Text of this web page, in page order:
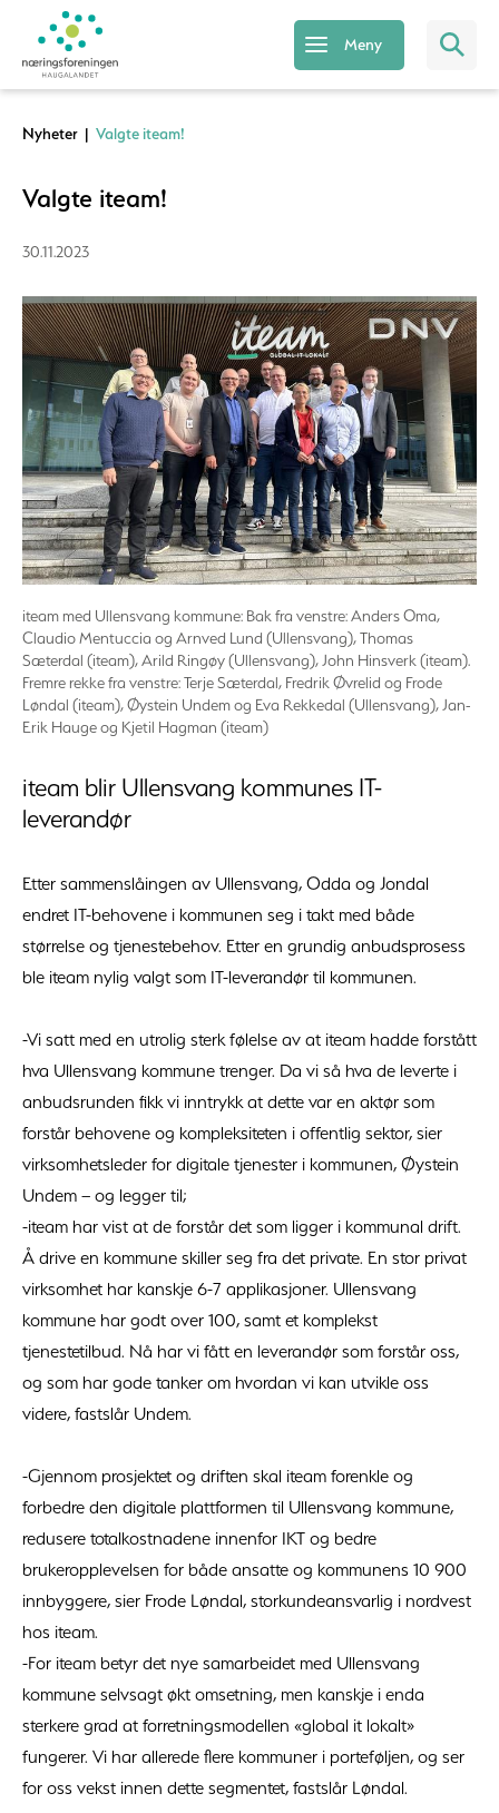
Meny
Nyheter | Valgte iteam!
Valgte iteam!
30.11.2023
iteam med Ullensvang kommune: Bak fra venstre: Anders Oma,
Claudio Mentuccia og Arnved Lund (Ullensvang), Thomas
Sæterdal (iteam), Arild Ringøy (Ullensvang), John Hinsverk (iteam).
Fremre rekke fra venstre: Terje Sæterdal, Fredrik Øvrelid og Frode
Løndal (iteam), Øystein Undem og Eva Rekkedal (Ullensvang), Jan-
Erik Hauge og Kjetil Hagman (iteam)
iteam blir Ullensvang kommunes IT-
leverandør
Etter sammenslåingen av Ullensvang, Odda og Jondal
endret IT-behovene i kommunen seg i takt med både
størrelse og tjenestebehov. Etter en grundig anbudsprosess
ble iteam nylig valgt som IT-leverandør til kommunen.
-Vi satt med en utrolig sterk følelse av at iteam hadde forstått
hva Ullensvang kommune trenger. Da vi så hva de leverte i
anbudsrunden fikk vi inntrykk at dette var en aktør som
forstår behovene og kompleksiteten i offentlig sektor, sier
virksomhetsleder for digitale tjenester i kommunen, Øystein
Undem – og legger til;
-iteam har vist at de forstår det som ligger i kommunal drift.
Å drive en kommune skiller seg fra det private. En stor privat
virksomhet har kanskje 6-7 applikasjoner. Ullensvang
kommune har godt over 100, samt et komplekst
tjenestetilbud. Nå har vi fått en leverandør som forstår oss,
og som har gode tanker om hvordan vi kan utvikle oss
videre, fastslår Undem.
-Gjennom prosjektet og driften skal iteam forenkle og
forbedre den digitale plattformen til Ullensvang kommune,
redusere totalkostnadene innenfor IKT og bedre
brukeropplevelsen for både ansatte og kommunens 10 900
innbyggere, sier Frode Løndal, storkundeansvarlig i nordvest
hos iteam.
-For iteam betyr det nye samarbeidet med Ullensvang
kommune selvsagt økt omsetning, men kanskje i enda
sterkere grad at forretningsmodellen «global it lokalt»
fungerer. Vi har allerede flere kommuner i porteføljen, og ser
for oss vekst innen dette segmentet, fastslår Løndal.